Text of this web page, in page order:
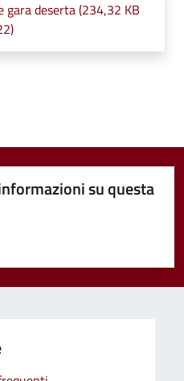
gara deserta (234,32 KB
su questa
su 5
5